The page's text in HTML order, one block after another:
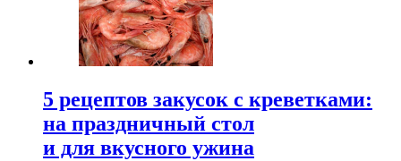
5 рецептов закусок с креветками:
на праздничный стол
и для вкусного ужина